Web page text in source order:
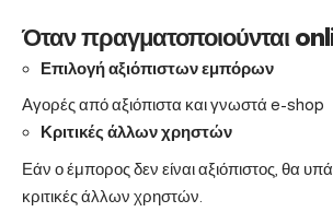
Όταν πραγματοποιούνται
Επιλογή αξιόπιστων εμπόρων
Αγορές από αξιόπιστα και γνωστά e-shop
Κριτικές άλλων χρηστών
Εάν ο έμπορος δεν είναι αξιόπιστος, θα
κριτικές άλλων χρηστών.